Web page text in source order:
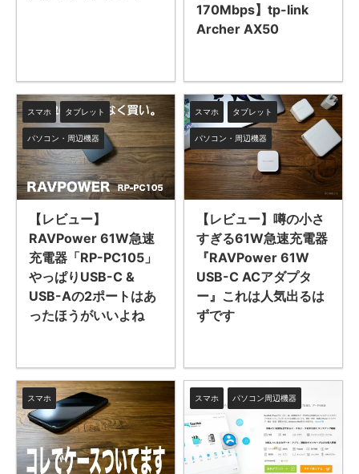
170Mbps】tp-link
Archer AX50
スマホ タブレット
パソコン・周辺機器
【レビュー】
RAVPower 61W急速
充電器「RP-PC105」
やっぱりUSB-C &
USB-Aの2ポートはあ
ったほうがいいよね
スマホ タブレット
パソコン・周辺機器
【レビュー】噂の小さ
すぎる61W急速充電器
『RAVPower 61W
USB-C ACアダプタ
ー』これは人気出るは
ずです
スマホ スマホ パソコン周辺機器